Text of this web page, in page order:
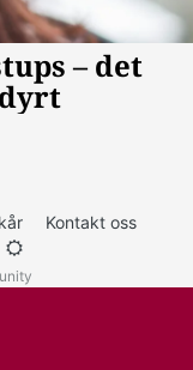
Kontakt oss